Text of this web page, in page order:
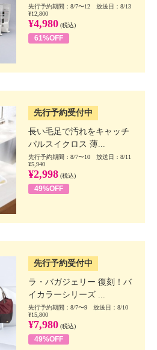
先行予約期間：8/7〜12 放送日：8/13
¥12,800
¥4,980 (税込)
61%OFF
先行予約受付中
長い毛足で汚れをキャッチ
パルスイクロス 薄...
先行予約期間：8/7〜10 放送日：8/11
¥5,940
¥2,998 (税込)
49%OFF
先行予約受付中
ラ・バガジェリー 復刻！バ
イカラーシリーズ ...
先行予約期間：8/7〜9 放送日：8/10
¥15,800
¥7,980 (税込)
49%OFF